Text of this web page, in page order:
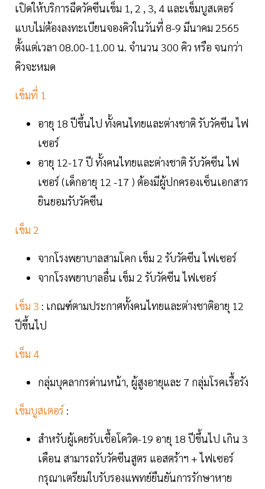
เปิดให้บริการฉีดวัคซีนเข็ม 1, 2 , 3, 4 และเข็มบูสเตอร์
แบบไม่ต้องลงทะเบียนจองคิวในวันที่ 8-9 มีนาคม 2565
ตั้งแต่เวลา 08.00-11.00 น. จำนวน 300 คิว หรือ จนกว่า
คิวจะหมด
เข็มที่ 1
อายุ 18 ปีขึ้นไป ทั้งคนไทยและต่างชาติ รับวัคซีน ไฟ
เซอร์
อายุ 12-17 ปี ทั้งคนไทยและต่างชาติ รับวัคซีน ไฟ
เซอร์ (เด็กอายุ 12 -17 ) ต้องมีผู้ปกครองเซ็นเอกสาร
ยินยอมรับวัคซีน
เข็ม 2
จากโรงพยาบาลสามโคก เข็ม 2 รับวัคซีน ไฟเซอร์
จากโรงพยาบาลอื่น เข็ม 2 รับวัคซีน ไฟเซอร์
เข็ม 3 : เกณฑ์ตามประกาศทั้งคนไทยและต่างชาติอายุ 12
ปีขึ้นไป
เข็ม 4
กลุ่มบุคลากรด่านหน้า, ผู้สูงอายุและ 7 กลุ่มโรคเรื้อรัง
เข็มบูสเตอร์ :
สำหรับผู้เคยรับเชื้อโควิด-19 อายุ 18 ปีขึ้นไป เกิน 3
เดือน สามารถรับวัคซีนสูตร แอสตร้าฯ + ไฟเซอร์
กรุณาเตรียมใบรับรองแพทย์ยืนยันการรักษาหาย